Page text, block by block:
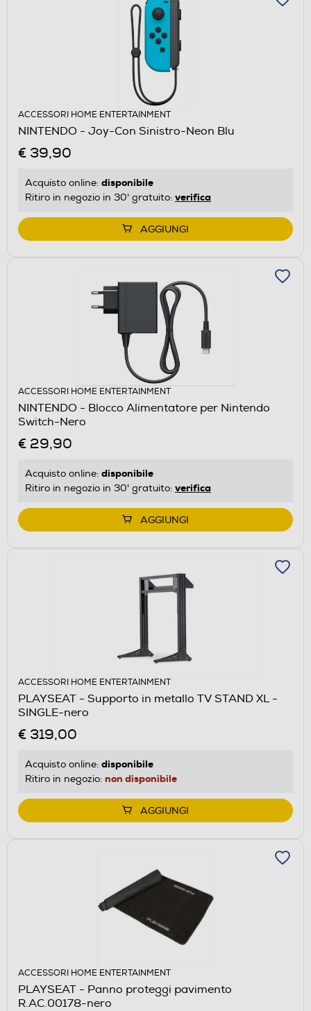
ACCESSORI HOME ENTERTAINMENT
NINTENDO - Joy-Con Sinistro-Neon Blu
€ 39,90
Acquisto online: disponibile
Ritiro in negozio in 30' gratuito: verifica
AGGIUNGI
ACCESSORI HOME ENTERTAINMENT
NINTENDO - Blocco Alimentatore per Nintendo
Switch-Nero
€ 29,90
Acquisto online: disponibile
Ritiro in negozio in 30' gratuito: verifica
AGGIUNGI
ACCESSORI HOME ENTERTAINMENT
PLAYSEAT - Supporto in metallo TV STAND XL -
SINGLE-nero
€ 319,00
Acquisto online: disponibile
Ritiro in negozio: non disponibile
AGGIUNGI
ACCESSORI HOME ENTERTAINMENT
PLAYSEAT - Panno proteggi pavimento
R.AC.00178-nero